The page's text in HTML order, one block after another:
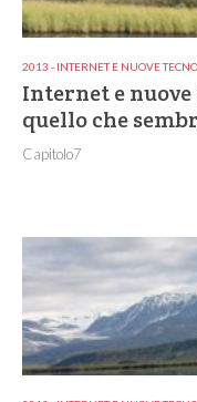
2013 - INTERNET E NUOVE
Internet e
quello che
Capitolo7